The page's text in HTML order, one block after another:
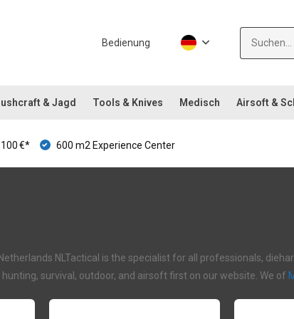
Bedienung
& Jagd Tools & Knives Medisch Airsoft &
€* 600 m2 Experience Center
NLTactical is the specialist for all professionals,
survival, outdoor, and airsoft first on our website. We of